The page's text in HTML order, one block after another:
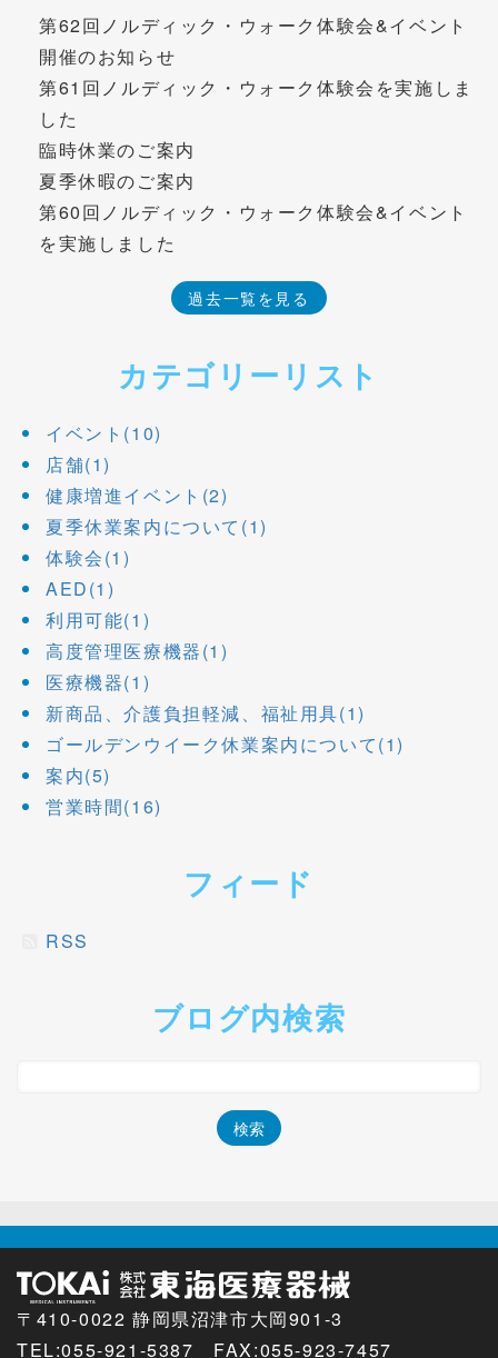
第62回ノルディック・ウォーク体験会&イベント
開催のお知らせ
第61回ノルディック・ウォーク体験会を実施しま
した
臨時休業のご案内
夏季休暇のご案内
第60回ノルディック・ウォーク体験会&イベント
を実施しました
過去一覧を見る
カテゴリーリスト
イベント(10)
店舗(1)
健康増進イベント(2)
夏季休業案内について(1)
体験会(1)
AED(1)
利用可能(1)
高度管理医療機器(1)
医療機器(1)
新商品、介護負担軽減、福祉用具(1)
ゴールデンウイーク休業案内について(1)
案内(5)
営業時間(16)
フィード
RSS
ブログ内検索
〒410-0022 静岡県沼津市大岡901-3
TEL:055-921-5387 FAX:055-923-7457